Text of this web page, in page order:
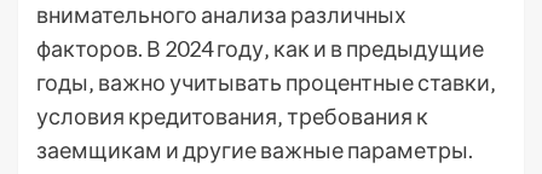
внимательного анализа различных
факторов. В 2024 году‚ как и в предыдущие
годы‚ важно учитывать процентные ставки‚
условия кредитования‚ требования к
заемщикам и другие важные параметры.